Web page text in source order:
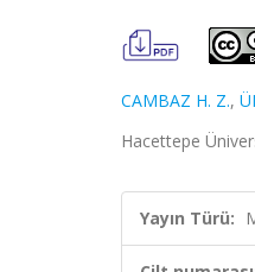
CAMBAZ H. Z.,
Hacettepe
Yayın Türü: